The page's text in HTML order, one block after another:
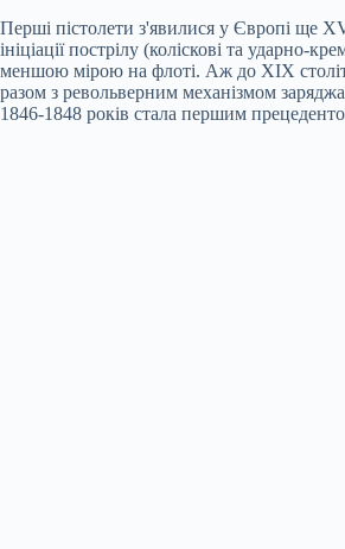
Перші пістолети з'явилися у Європі ще
ініціації пострілу (коліскові та ударно-
меншою мірою на флоті. Аж до ХІХ
разом з револьверним механізмом
1846-1848 років стала першим